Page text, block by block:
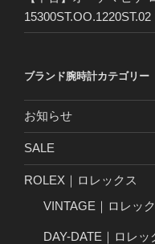
15300ST.OO.1220ST.02
ブランド腕時計カテゴリー
お知らせ
SALE
ROLEX｜ロレックス
VINTAGE｜ロレッ
DAY-DATE｜ロレッ